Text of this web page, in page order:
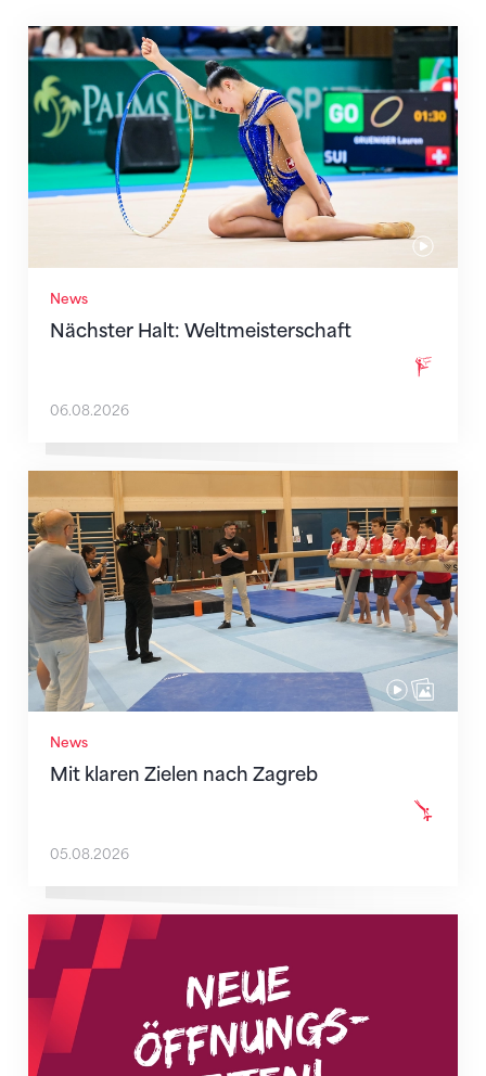
News
Nächster Halt: Weltmeisterschaft
Nächster Halt: Weltmeisterschaft
06.08.2026
News
Mit klaren Zielen nach Zagreb
Mit klaren Zielen nach Zagreb
05.08.2026
Neue Empfangszeiten ab 1. August 2026